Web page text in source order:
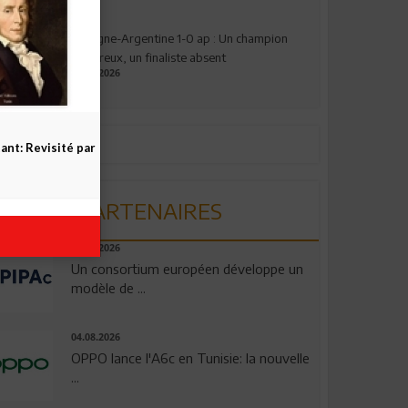
Espagne-Argentine 1-0 ap : Un champion
valeureux, un finaliste absent
19.07.2026
PARTENAIRES
06.08.2026
Un consortium européen développe un
modèle de ...
04.08.2026
OPPO lance l'A6c en Tunisie: la nouvelle
...
Revisité par